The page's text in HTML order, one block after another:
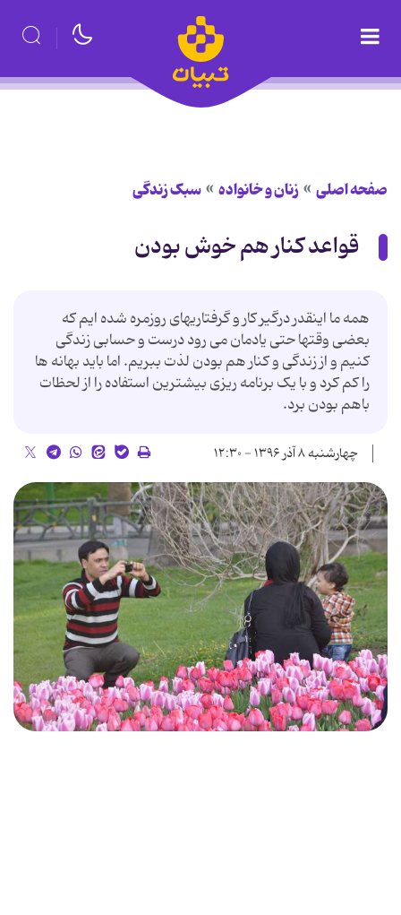
صفحه اصلی زنان و خانواده سبک زندگی
قواعد کنار هم خوش بودن
همه ما اینقدر درگیر کار و گرفتاریهای روزمره شده ایم که
بعضی وقتها حتی یادمان می رود درست و حسابی زندگی
کنیم و از زندگی و کنار هم بودن لذت ببریم. اما باید بهانه ها
را کم کرد و با یک برنامه ریزی بیشترین استفاده را از لحظات
باهم بودن برد.
چهارشنبه ۸ آذر ۱۳۹۶ - ۱۲:۳۰